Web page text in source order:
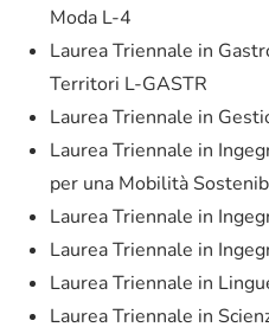
Moda L-4
Laurea Triennale in
Territori L-GASTR
Laurea Triennale in
Laurea Triennale in
per una Mobilità
Laurea Triennale in
Laurea Triennale in
Laurea Triennale in
Laurea Triennale in